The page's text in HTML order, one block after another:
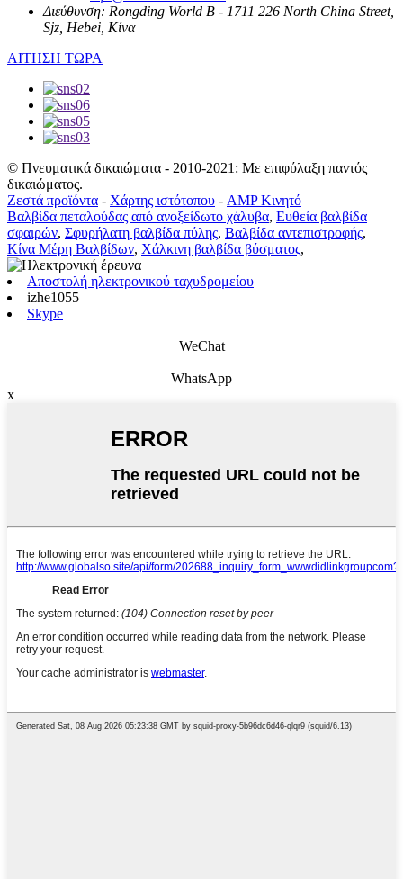
Διεύθυνση: Rongding World B - 1711 226 North China Street,
Sjz, Hebei, Κίνα
ΑΙΤΗΣΗ ΤΩΡΑ
© Πνευματικά δικαιώματα - 2010-2021: Με επιφύλαξη παντός
δικαιώματος.
Ζεστά προϊόντα - Χάρτης ιστότοπου - AMP Κινητό
Βαλβίδα πεταλούδας από ανοξείδωτο χάλυβα, Ευθεία βαλβίδα
σφαιρών, Σφυρήλατη βαλβίδα πύλης, Βαλβίδα αντεπιστροφής,
Κίνα Μέρη Βαλβίδων, Χάλκινη βαλβίδα βύσματος,
Αποστολή ηλεκτρονικού ταχυδρομείου
izhe1055
Skype
WeChat
WhatsApp
x